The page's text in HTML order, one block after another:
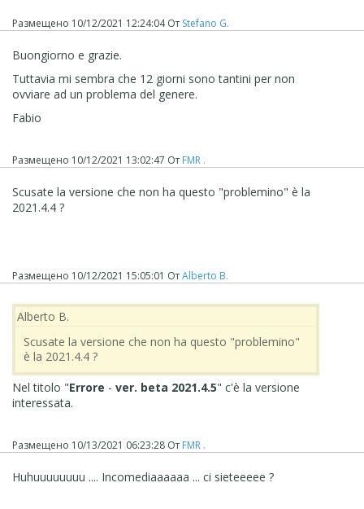
Размещено 10/12/2021 12:24:04От Stefano G.
Buongiorno e grazie.
Tuttavia mi sembra che 12 giorni sono tantini per non
ovviare ad un problema del genere.
Fabio
Размещено 10/12/2021 13:02:47 От FMR .
Scusate la versione che non ha questo "problemino" è la
2021.4.4 ?
Размещено 10/12/2021 15:05:01 ОтAlberto B.
Alberto B.
Scusate la versione che non ha questo "problemino"
è la 2021.4.4 ?
Nel titolo "Errore - ver. beta 2021.4.5" c'è la versione
interessata.
Размещено 10/13/2021 06:23:28 От FMR .
Huhuuuuuuuu .... Incomediaaaaaa ... ci sieteeeee ?